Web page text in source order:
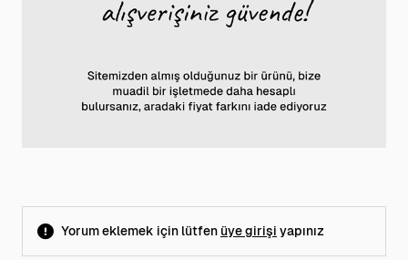
Yorum eklemek için lütfen üye girişi yapınız